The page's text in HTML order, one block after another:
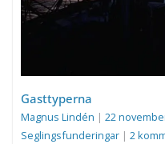
Gasttyperna
Magnus Lindén | 22
Seglingsfunderingar | 2